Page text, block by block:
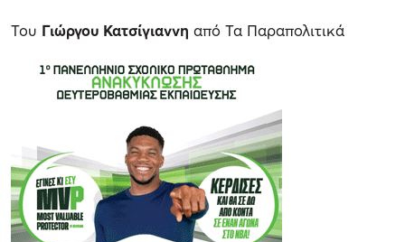
Του Γιώργου Κατσίγιαννη από Τα Παραπολιτικά